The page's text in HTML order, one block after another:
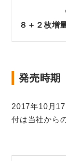
８＋２枚増
発売時期
2017年10月
付は当社から